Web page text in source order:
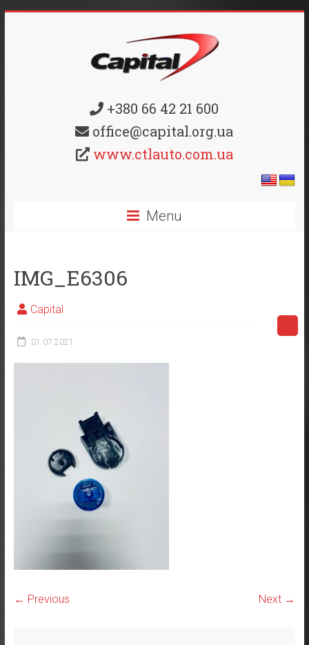
+380 66 42 21 600
office@capital.org.ua
www.ctlauto.com.ua
Menu
IMG_E6306
Capital
01.07.2021
← Previous Next →